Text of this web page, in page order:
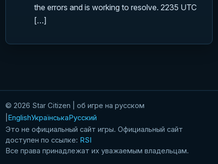
the errors and is working to resolve. 2235 UTC
[…]
© 2026 Star Citizen | об игре на русском
EnglishУкраїнськаРусский
Это не официальный сайт игры. Официальный сайт
доступен по ссылке: RSI
Все права принадлежат их уважаемым владельцам.